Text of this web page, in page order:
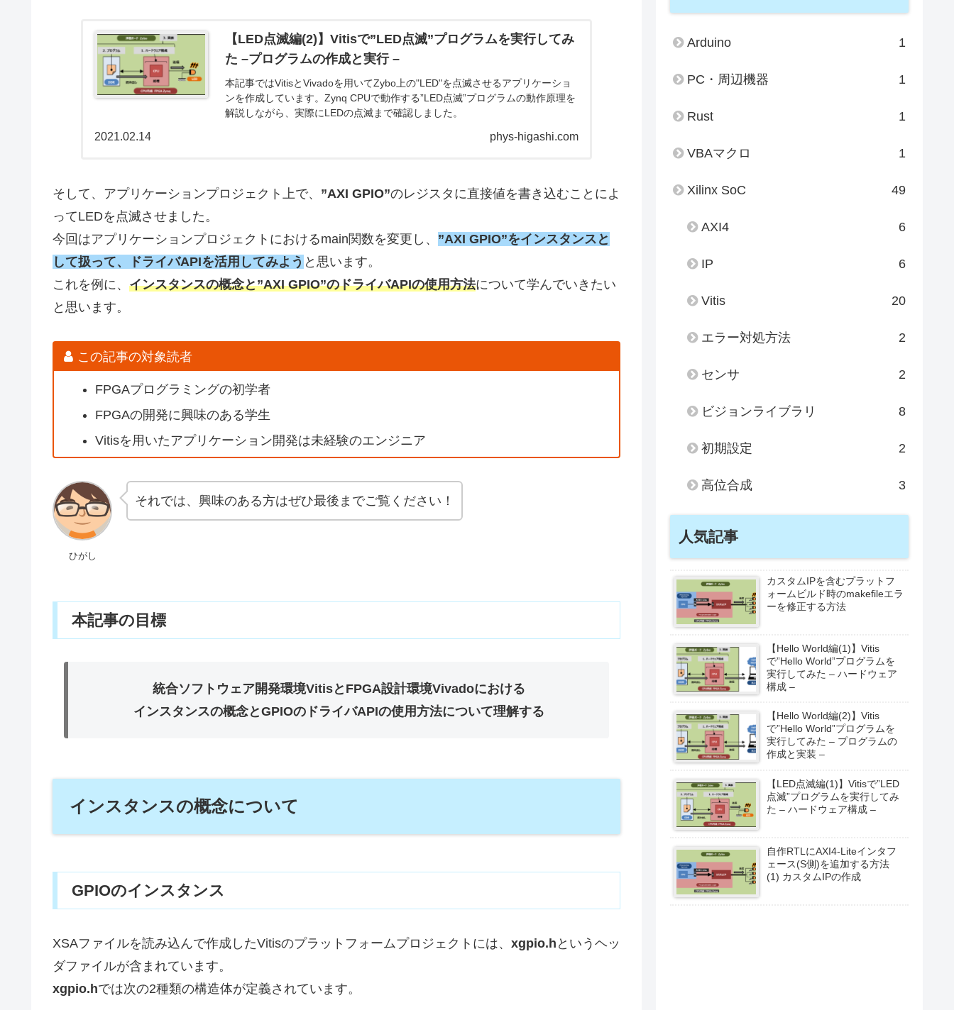
【LED点滅編(2)】Vitisで”LED点滅”プログラムを実行してみ
た –プログラムの作成と実行 –
本記事ではVitisとVivadoを用いてZybo上の"LED"を点滅させるアプリケーショ
ンを作成しています。Zynq CPUで動作する”LED点滅”プログラムの動作原理を
解説しながら、実際にLEDの点滅まで確認しました。
phys-higashi.com
2021.02.14
そして、アプリケーションプロジェクト上で、 ”AXI GPIO”のレジスタに直接値を書き込むことによ
ってLEDを点滅させました。
今回はアプリケーションプロジェクトにおけるmain関数を変更し、 ”AXI GPIO”をインスタンスと
して扱って、ドライバAPIを活用してみよう と思います。
これを例に、 インスタンスの概念と”AXI GPIO”のドライバAPIの使用方法について学んでいきたい
と思います。
この記事の対象読者
FPGAプログラミングの初学者
FPGAの開発に興味のある学生
Vitisを用いたアプリケーション開発は未経験のエンジニア
ひがし
それでは、興味のある方はぜひ最後までご覧ください！
本記事の目標
統合ソフトウェア開発環境VitisとFPGA設計環境Vivadoにおける
インスタンスの概念とGPIOのドライバAPIの使用方法について理解する
インスタンスの概念について
GPIOのインスタンス
XSAファイルを読み込んで作成したVitisのプラットフォームプロジェクトには、 xgpio.h というヘッ
ダファイルが含まれています。
xgpio.hでは次の2種類の構造体が定義されています。
Arduino 1
PC・周辺機器 1
Rust 1
VBAマクロ 1
Xilinx SoC 49
AXI4 6
IP 6
Vitis 20
エラー対処方法 2
センサ 2
ビジョンライブラリ 8
初期設定 2
高位合成 3
人気記事
カスタムIPを含むプラットフ
ォームビルド時のmakefileエラ
ーを修正する方法
【Hello World編(1)】Vitis
で”Hello World”プログラムを
実行してみた – ハードウェア
構成 –
【Hello World編(2)】Vitis
で”Hello World”プログラムを
実行してみた – プログラムの
作成と実装 –
【LED点滅編(1)】Vitisで”LED
点滅”プログラムを実行してみ
た – ハードウェア構成 –
自作RTLにAXI4-Liteインタフ
ェース(S側)を追加する方法
(1) カスタムIPの作成